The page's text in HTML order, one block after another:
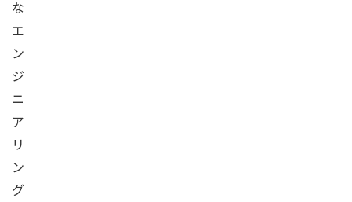
な
エ
ン
ジ
ニ
ア
リ
ン
グ